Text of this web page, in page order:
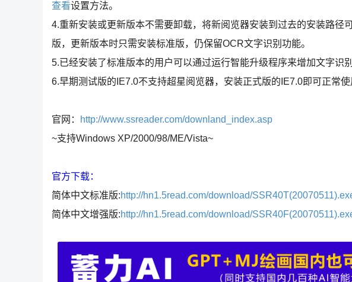
查看设置方法。
4.重新安装或更新版本不需要卸载，将新阅览器安装到过去的安装路径
版，更新版本时只需安装标准版，仍保留OCR文字识别功能。
5.已经安装了标准版本的用户可以通过运行智能升级程序来增加文字识
6.早期测试版的IE7.0不支持超星阅览器，安装正式版的IE7.0即可正常使
官网：
http://www.ssreader.com/downland_index.asp
~支持Windows XP/2000/98/ME/Vista~
官方下载：
简体中文标准版:http://hn1.5read.com/download/
简体中文增强版:http://hn1.5read.com/download/